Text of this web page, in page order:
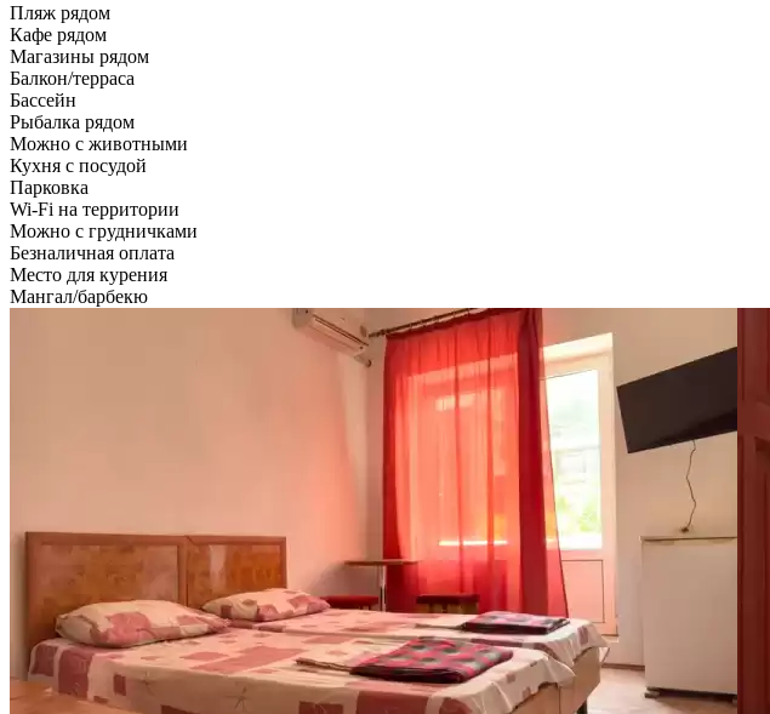
Пляж рядом
Кафе рядом
Магазины рядом
Балкон/терраса
Бассейн
Рыбалка рядом
Можно с животными
Кухня с посудой
Парковка
Wi-Fi на территории
Можно с грудничками
Безналичная оплата
Место для курения
Мангал/барбекю